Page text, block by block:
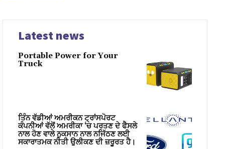
Latest news
Portable Power for Your
Truck
ਤਿੰਨ ਵੱਡੀਆਂ ਅਮਰੀਕਨ ਟ੍ਰਾਂਸਪੋਰਟ
ਕੰਪਨੀਆਂ ਵੱਲੋਂ ਅਮਰੀਕਾ ‘ਚ ਪਰਤਣ ਦੇ ਫੈਸਲੇ
ਨਾਲ ਹੋਣ ਵਾਲੇ ਨੁਕਸਾਨ ਨਾਲ ਨਜਿੱਠਣ ਲਈ
ਸਕਾਰਾਤਮਕ ਨੀਤੀ ਉਲੀਕਣ ਦੀ ਜ਼ਰੂਰਤ ਹੈ।